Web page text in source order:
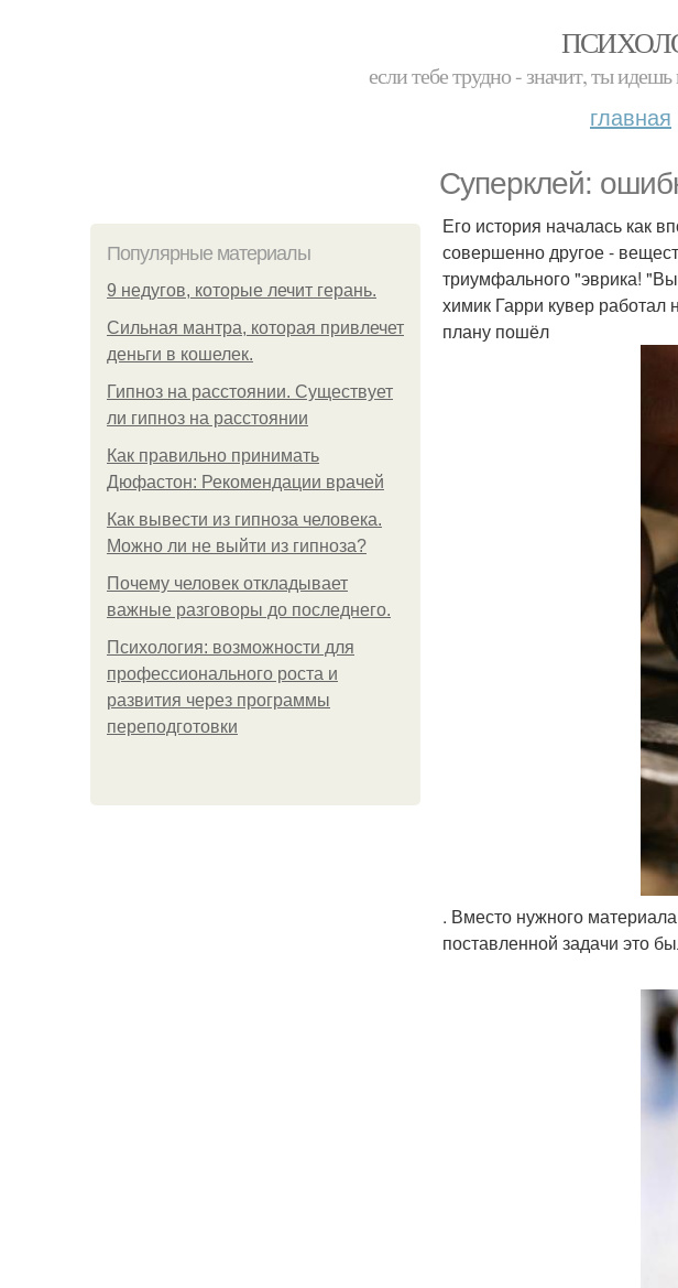
если тебе трудно - значит, ты
главная
Суперклей:
Популярные материалы
9 недугов, которые лечит герань.
Сильная мантра, которая привлечет
деньги в кошелек.
Гипноз на расстоянии. Существует
ли гипноз на расстоянии
Как правильно принимать
Дюфастон: Рекомендации врачей
Как вывести из гипноза человека.
Можно ли не выйти из гипноза?
Почему человек откладывает
важные разговоры до последнего.
Психология: возможности для
профессионального роста и
развития через программы
переподготовки
Его история началась как
совершенно другое -
триумфального "эврика!
химик Гарри кувер
плану пошёл
. Вместо нужного
поставленной задачи это